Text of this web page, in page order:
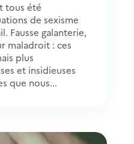
tous été
de sexisme
Fausse galanterie,
maladroit : ces
plus
et insidieuses
que nous...